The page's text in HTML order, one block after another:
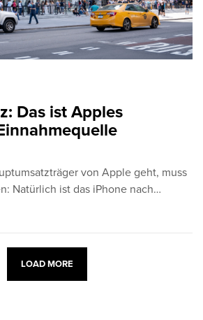
Das ist Apples
von Apple geht, muss
Natürlich ist das iPhone nach…
LOAD MORE